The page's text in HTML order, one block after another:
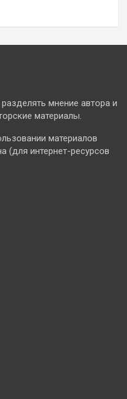
мнение автора и
материалы.
материалов
(для интернет-ресурсов